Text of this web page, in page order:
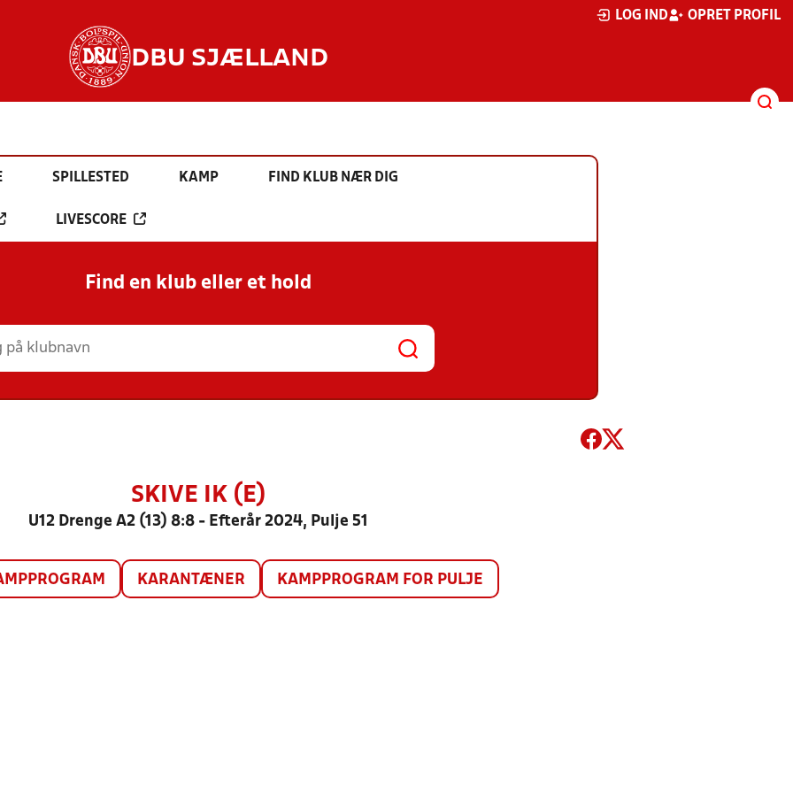
LOG IND OPRET PROFIL
DBU SJÆLLAND
SPILLESTED KAMP FIND KLUB NÆR DIG
LIVESCORE
Find en klub eller et hold
SKIVE IK (E)
U12 Drenge A2 (13) 8:8 - Efterår 2024, Pulje 51
KARANTÆNER KAMPPROGRAM FOR PULJE